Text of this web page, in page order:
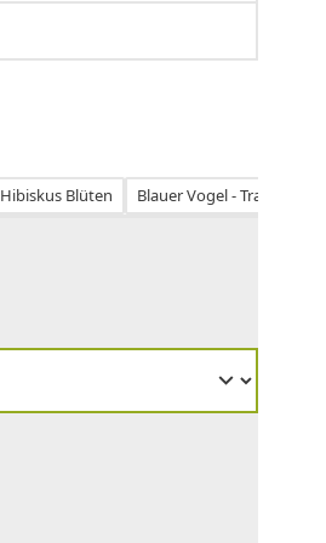
Hibiskus Blüten Blauer Vogel - Transparent